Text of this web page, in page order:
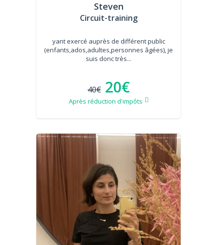
Steven
Circuit-training
yant exercé auprès de différent public
(enfants,ados,adultes,personnes âgées), je
suis donc très...
40€ 20€
Après réduction d'impôts